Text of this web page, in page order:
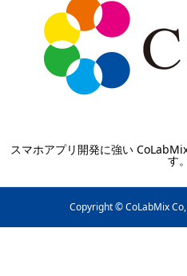
スマホアプリ開発に強い
す。
Copyright © CoLabMix